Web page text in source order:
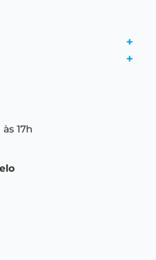
+
+
17h